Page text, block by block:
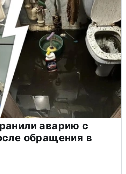
аварию с
обращения в